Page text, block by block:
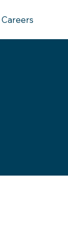
Careers